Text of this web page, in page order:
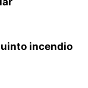
incendio